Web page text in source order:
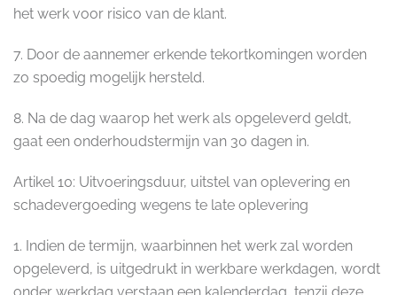
het werk voor risico van de klant.
7. Door de aannemer erkende tekortkomingen worden
zo spoedig mogelijk hersteld.
8. Na de dag waarop het werk als opgeleverd geldt,
gaat een onderhoudstermijn van 30 dagen in.
Artikel 10: Uitvoeringsduur, uitstel van oplevering en
schadevergoeding wegens te late oplevering
1. Indien de termijn, waarbinnen het werk zal worden
opgeleverd, is uitgedrukt in werkbare werkdagen, wordt
onder werkdag verstaan een kalenderdag, tenzij deze